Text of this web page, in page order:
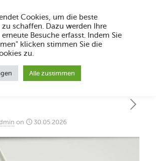
Paprikasauce 2026 richtig
on 30.05.2026
Cookies, um die beste
schaffen. Dazu werden Ihre
Besuche erfasst. Indem Sie
klicken stimmen Sie die
zu.
Alle zustimmen